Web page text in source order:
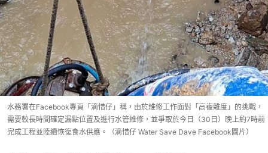
水務署在Facebook專頁「滴惜仔」稱，由於維修工作面對「高複雜度」的挑戰，
需要較長時間確定漏點位置及進行水管維修，並爭取於今日（30日）晚上約7時前
完成工程並陸續恢復食水供應。（滴惜仔 Water Save Dave Facebook圖片）